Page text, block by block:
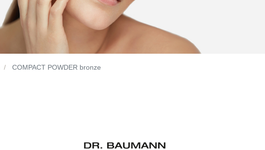
COMPACT POWDER bronze